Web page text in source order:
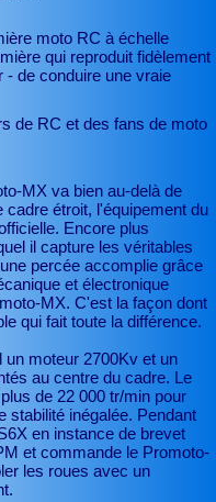
moto RC à échelle
qui reproduit fidèlement
- de conduire une vraie
de RC et des fans de moto
MX va bien au-delà de
cadre étroit, l'équipement du
Encore plus
il capture les véritables
percée accomplie grâce
et électronique
MX. C'est la façon dont
qui fait toute la différence.
moteur 2700Kv et un
au centre du cadre. Le
de 22 000 tr/min pour
stabilité inégalée. Pendant
en instance de brevet
et commande le Promoto-
les roues avec un